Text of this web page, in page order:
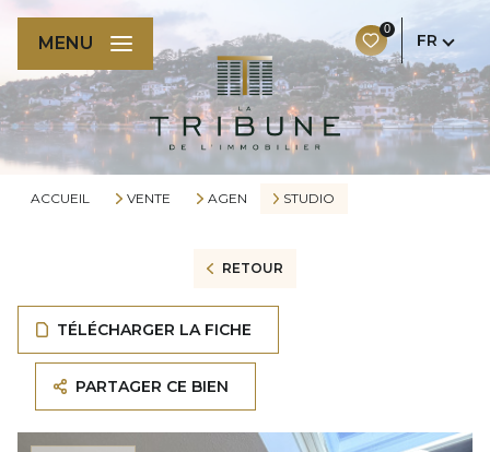
0
FR
MENU
ACCUEIL VENTE AGEN STUDIO
RETOUR
TÉLÉCHARGER LA FICHE
PARTAGER CE BIEN